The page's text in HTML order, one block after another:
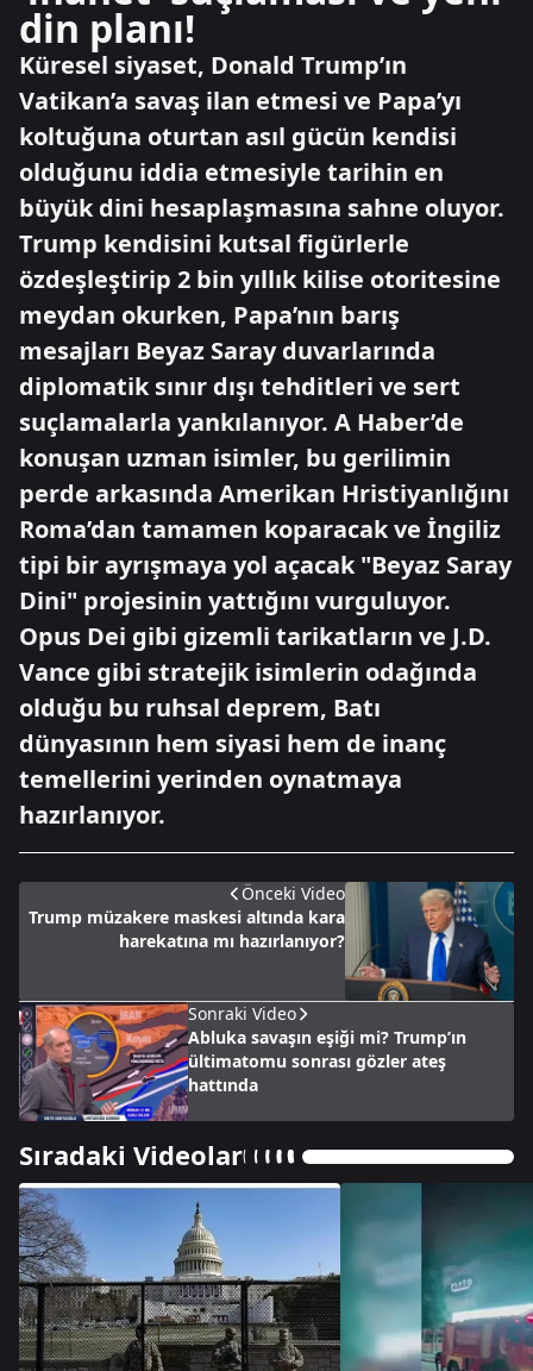
din planı!
Küresel siyaset, Donald Trump’ın
Vatikan’a savaş ilan etmesi ve Papa’yı
koltuğuna oturtan asıl gücün kendisi
olduğunu iddia etmesiyle tarihin en
büyük dini hesaplaşmasına sahne oluyor.
Trump kendisini kutsal figürlerle
özdeşleştirip 2 bin yıllık kilise otoritesine
meydan okurken, Papa’nın barış
mesajları Beyaz Saray duvarlarında
diplomatik sınır dışı tehditleri ve sert
suçlamalarla yankılanıyor. A Haber’de
konuşan uzman isimler, bu gerilimin
perde arkasında Amerikan Hristiyanlığını
Roma’dan tamamen koparacak ve İngiliz
tipi bir ayrışmaya yol açacak "Beyaz Saray
Dini" projesinin yattığını vurguluyor.
Opus Dei gibi gizemli tarikatların ve J.D.
Vance gibi stratejik isimlerin odağında
olduğu bu ruhsal deprem, Batı
dünyasının hem siyasi hem de inanç
temellerini yerinden oynatmaya
hazırlanıyor.
Önceki Video
Trump müzakere maskesi altında kara
harekatına mı hazırlanıyor?
Sonraki Video
Abluka savaşın eşiği mi? Trump’ın
ültimatomu sonrası gözler ateş
hattında
Sıradaki Videolar